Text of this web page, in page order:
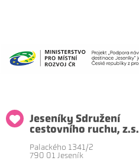
Jeseníky Sdružení
cestovního ruchu, z.s.
Palackého 1341/2
790 01 Jeseník